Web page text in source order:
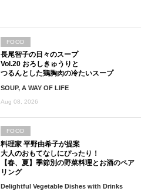
長尾智子の日々のスープ
Vol.20 おろしきゅうりと
つるんとした鶏胸肉の冷たいスープ
SOUP, A WAY OF LIFE
Aug 08, 2026
FOOD
料理家 平野由希子が提案
大人のおもてなしにぴったり！
【春、夏】季節別の野菜料理とお酒のペア
リング
Delightful Vegetable Dishes with Drinks
FOOD